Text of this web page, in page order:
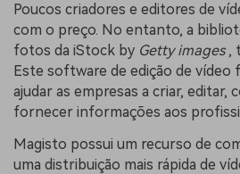
Poucos criadores e editores de
com o preço. No entanto, a
fotos da iStock by Getty images,
Este software de edição de vídeo
ajudar as empresas a criar, editar,
fornecer informações aos
Magisto possui um recurso de
uma distribuição mais rápida de